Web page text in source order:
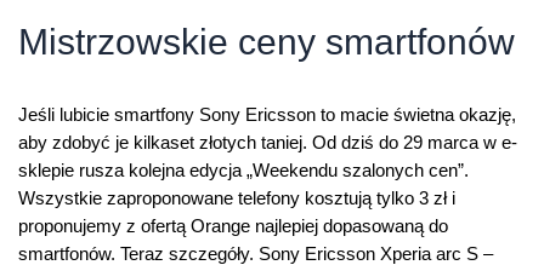
BlackBerry,
ale
tylko
Mistrzowskie ceny smartfonów
Jeśli lubicie smartfony Sony Ericsson to macie świetna okazję,
aby zdobyć je kilkaset złotych taniej. Od dziś do 29 marca w e-
sklepie rusza kolejna edycja „Weekendu szalonych cen”.
Wszystkie zaproponowane telefony kosztują tylko 3 zł i
proponujemy z ofertą Orange najlepiej dopasowaną do
smartfonów. Teraz szczegóły. Sony Ericsson Xperia arc S –